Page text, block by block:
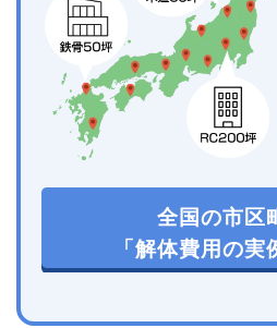
全国の市区
「解体費用の実